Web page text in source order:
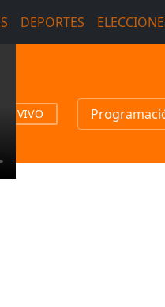
DEPORTES
EN VIVO